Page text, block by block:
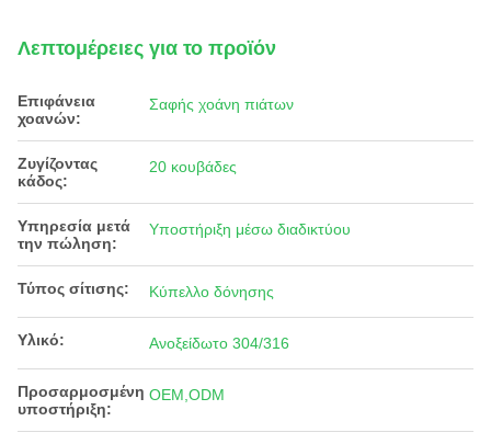
Λεπτομέρειες για το προϊόν
Επιφάνεια
χοανών:
Σαφής χοάνη πιάτων
Ζυγίζοντας
κάδος:
20 κουβάδες
Υπηρεσία μετά
την πώληση:
Υποστήριξη μέσω διαδικτύου
Τύπος σίτισης: Κύπελλο δόνησης
Υλικό: Ανοξείδωτο 304/316
Προσαρμοσμένη
υποστήριξη:
OEM,ODM